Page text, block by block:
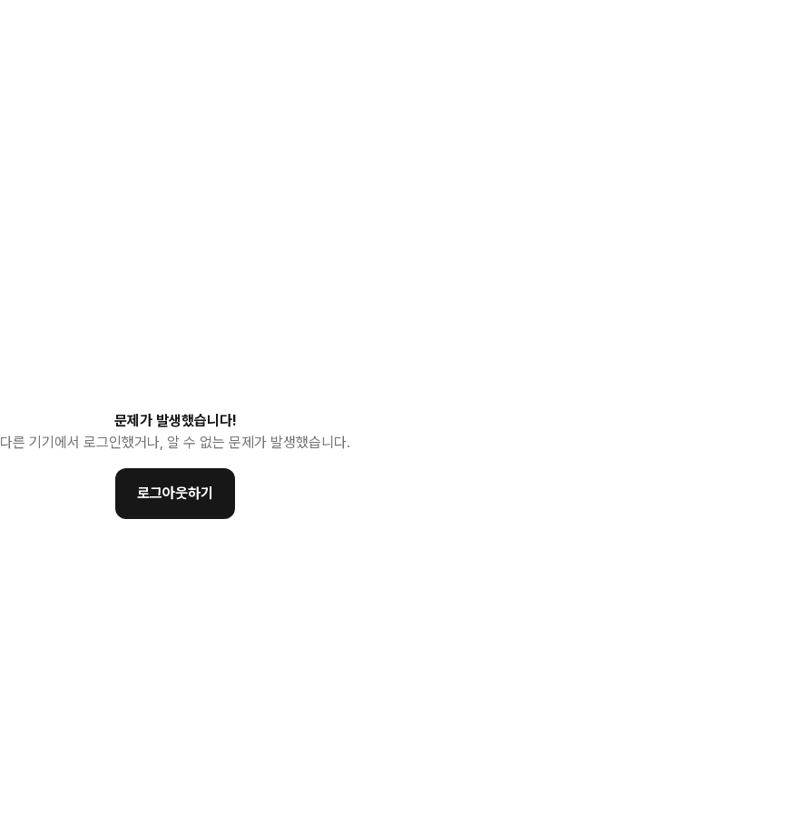
문제가 발생했습니다!
다른 기기에서 로그인했거나, 알 수 없는 문제가 발생했습니다.
로그아웃하기